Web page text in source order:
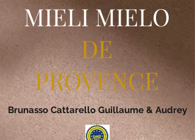
MIELI MIELO
DE
PROVENCE
Brunasso Cattarello Guillaume & Audrey